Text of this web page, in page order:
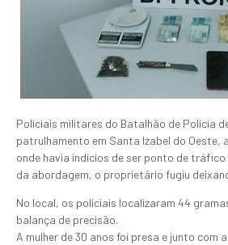
Policiais militares do Batalhão de Polícia
patrulhamento em Santa Izabel do Oeste,
onde havia indícios de ser ponto de
da abordagem, o proprietário fugiu
No local, os policiais localizaram 44
balança de precisão.
A mulher de 30 anos foi presa e junto com